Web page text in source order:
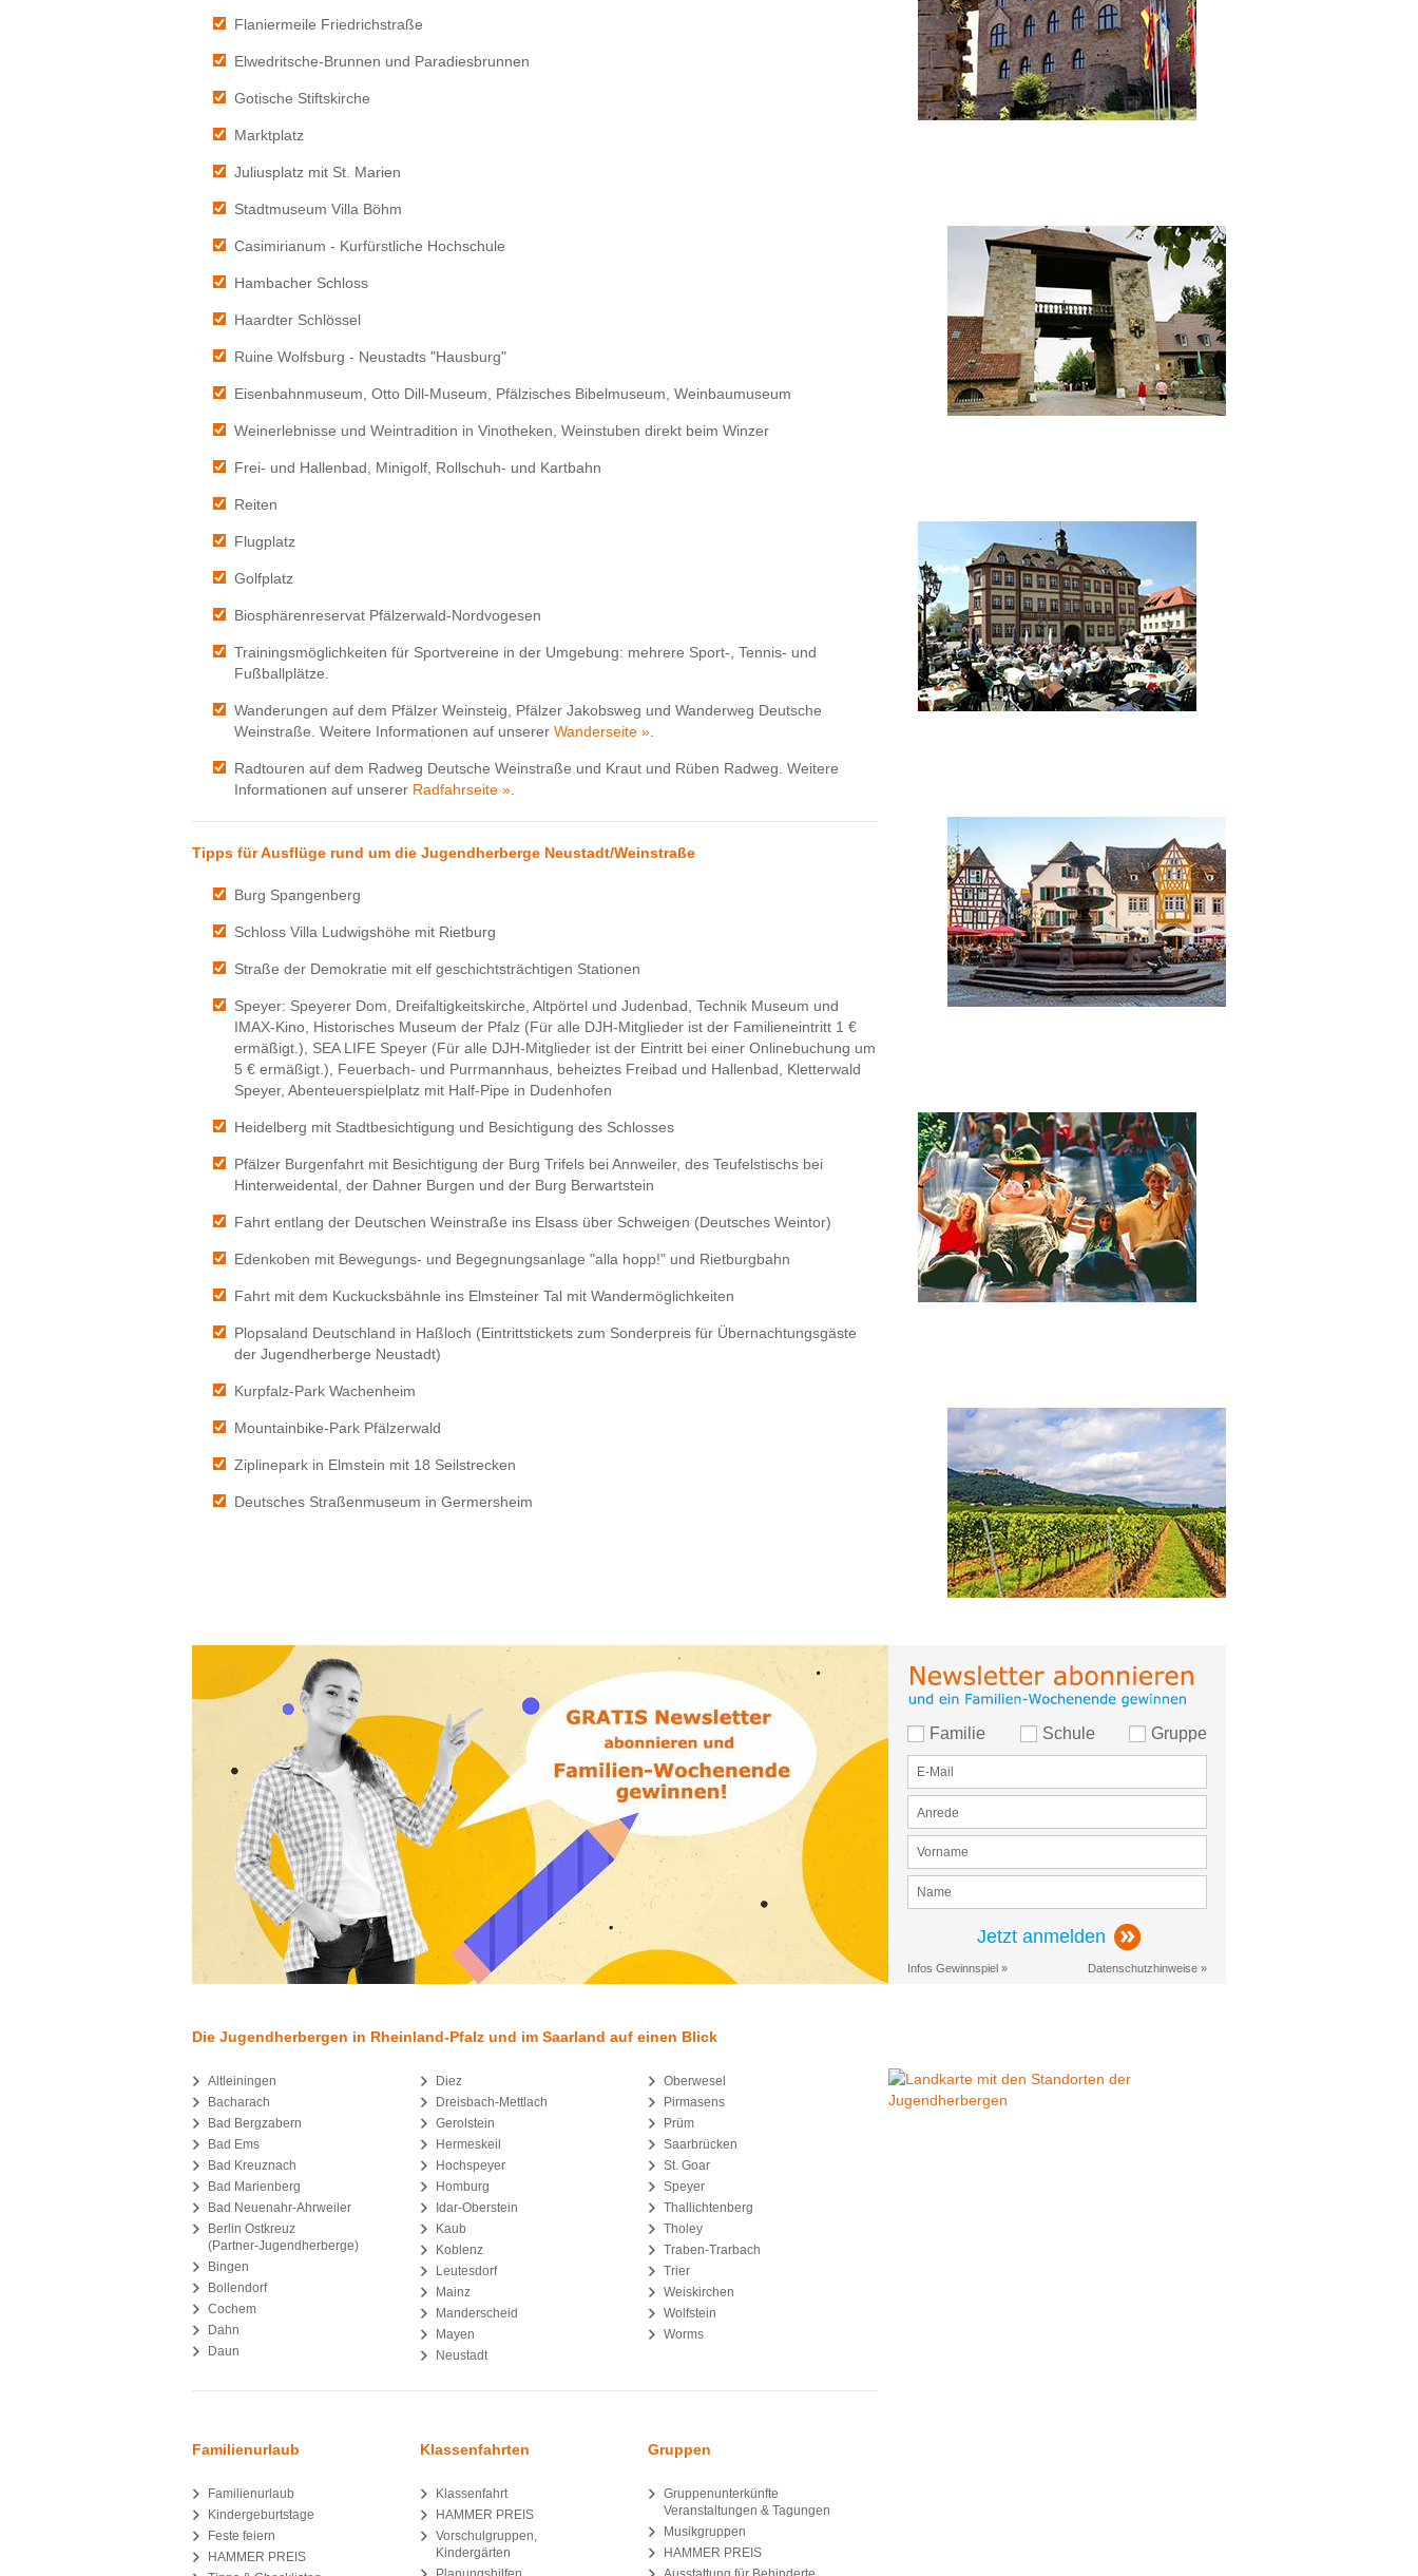
Flaniermeile Friedrichstraße
Elwedritsche-Brunnen und Paradiesbrunnen
Gotische Stiftskirche
Marktplatz
Juliusplatz mit St. Marien
Stadtmuseum Villa Böhm
Casimirianum - Kurfürstliche Hochschule
Hambacher Schloss
Haardter Schlössel
Ruine Wolfsburg - Neustadts "Hausburg"
Eisenbahnmuseum, Otto Dill-Museum, Pfälzisches Bibelmuseum, Weinbaumuseum
Weinerlebnisse und Weintradition in Vinotheken, Weinstuben direkt beim Winzer
Frei- und Hallenbad, Minigolf, Rollschuh- und Kartbahn
Reiten
Flugplatz
Golfplatz
Biosphärenreservat Pfälzerwald-Nordvogesen
Trainingsmöglichkeiten für Sportvereine in der Umgebung: mehrere Sport-, Tennis- und
Fußballplätze.
Wanderungen auf dem Pfälzer Weinsteig, Pfälzer Jakobsweg und Wanderweg Deutsche
Weinstraße. Weitere Informationen auf unserer Wanderseite »
Radtouren auf dem Radweg Deutsche Weinstraße und Kraut und Rüben Radweg. Weitere
Informationen auf unserer Radfahrseite »
Tipps für Ausflüge rund um die Jugendherberge Neustadt/Weinstraße
Burg Spangenberg
Schloss Villa Ludwigshöhe mit Rietburg
Straße der Demokratie mit elf geschichtsträchtigen Stationen
Speyer: Speyerer Dom, Dreifaltigkeitskirche, Altpörtel und Judenbad, Technik Museum und
IMAX-Kino, Historisches Museum der Pfalz (Für alle DJH-Mitglieder ist der Familieneintritt 1 €
ermäßigt.), SEA LIFE Speyer (Für alle DJH-Mitglieder ist der Eintritt bei einer Onlinebuchung um
5 € ermäßigt.), Feuerbach- und Purrmannhaus, beheiztes Freibad und Hallenbad, Kletterwald
Speyer, Abenteuerspielplatz mit Half-Pipe in Dudenhofen
Heidelberg mit Stadtbesichtigung und Besichtigung des Schlosses
Pfälzer Burgenfahrt mit Besichtigung der Burg Trifels bei Annweiler, des Teufelstischs bei
Hinterweidental, der Dahner Burgen und der Burg Berwartstein
Fahrt entlang der Deutschen Weinstraße ins Elsass über Schweigen (Deutsches Weintor)
Edenkoben mit Bewegungs- und Begegnungsanlage "alla hopp!" und Rietburgbahn
Fahrt mit dem Kuckucksbähnle ins Elmsteiner Tal mit Wandermöglichkeiten
Plopsaland Deutschland in Haßloch (Eintrittstickets zum Sonderpreis für Übernachtungsgäste
der Jugendherberge Neustadt)
Kurpfalz-Park Wachenheim
Mountainbike-Park Pfälzerwald
Ziplinepark in Elmstein mit 18 Seilstrecken
Deutsches Straßenmuseum in Germersheim
Familie Schule Gruppe
Jetzt anmelden
Infos Gewinnspiel » Datenschutzhinweise »
Die Jugendherbergen in Rheinland-Pfalz und im Saarland auf einen Blick
Altleiningen
Bacharach
Bad Bergzabern
Bad Ems
Bad Kreuznach
Bad Marienberg
Bad Neuenahr-Ahrweiler
Berlin Ostkreuz
(Partner-Jugendherberge)
Bingen
Bollendorf
Cochem
Dahn
Daun
Diez
Dreisbach-Mettlach
Gerolstein
Hermeskeil
Hochspeyer
Homburg
Idar-Oberstein
Kaub
Koblenz
Leutesdorf
Mainz
Manderscheid
Mayen
Neustadt
Oberwesel
Pirmasens
Prüm
Saarbrücken
St. Goar
Speyer
Thallichtenberg
Tholey
Traben-Trarbach
Trier
Weiskirchen
Wolfstein
Worms
Familienurlaub
Familienurlaub
Kindergeburtstage
Feste feiern
HAMMER PREIS
Klassenfahrten
Klassenfahrt
HAMMER PREIS
Vorschulgruppen,
Kindergärten
Gruppen
Gruppenunterkünfte
Veranstaltungen & Tagungen
Musikgruppen
HAMMER PREIS